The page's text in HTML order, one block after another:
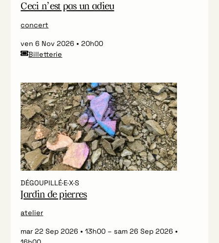
Ceci n’est pas un adieu
concert
ven 6 Nov 2026
20h00
Billetterie
DÉGOUPILLÉ·E·X·S
Jardin de pierres
atelier
mar 22 Sep 2026 13h00 – sam 26 Sep 2026